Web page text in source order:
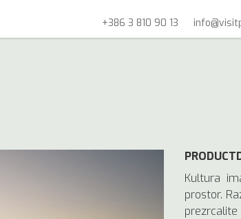
+386 3 810 90 13
Kultura
prostor.